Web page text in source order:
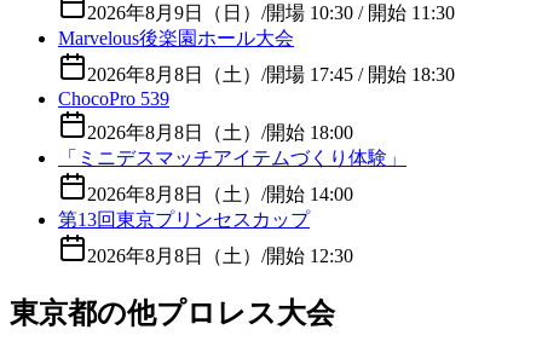
2026年8月9日（日） /開場 10:30 / 開始 11:30
Marvelous後楽園ホール大会
2026年8月8日（土） /開場 17:45 / 開始 18:30
ChocoPro 539
2026年8月8日（土） /開始 18:00
「ミニデスマッチアイテムづくり体験」
2026年8月8日（土） /開始 14:00
第13回東京プリンセスカップ
2026年8月8日（土） /開始 12:30
東京都の他プロレス大会